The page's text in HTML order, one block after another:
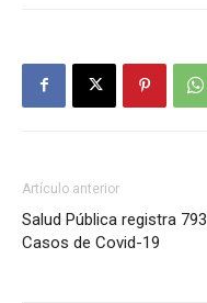
Artículo anterior
Salud Pública registra 793
Casos de Covid-19